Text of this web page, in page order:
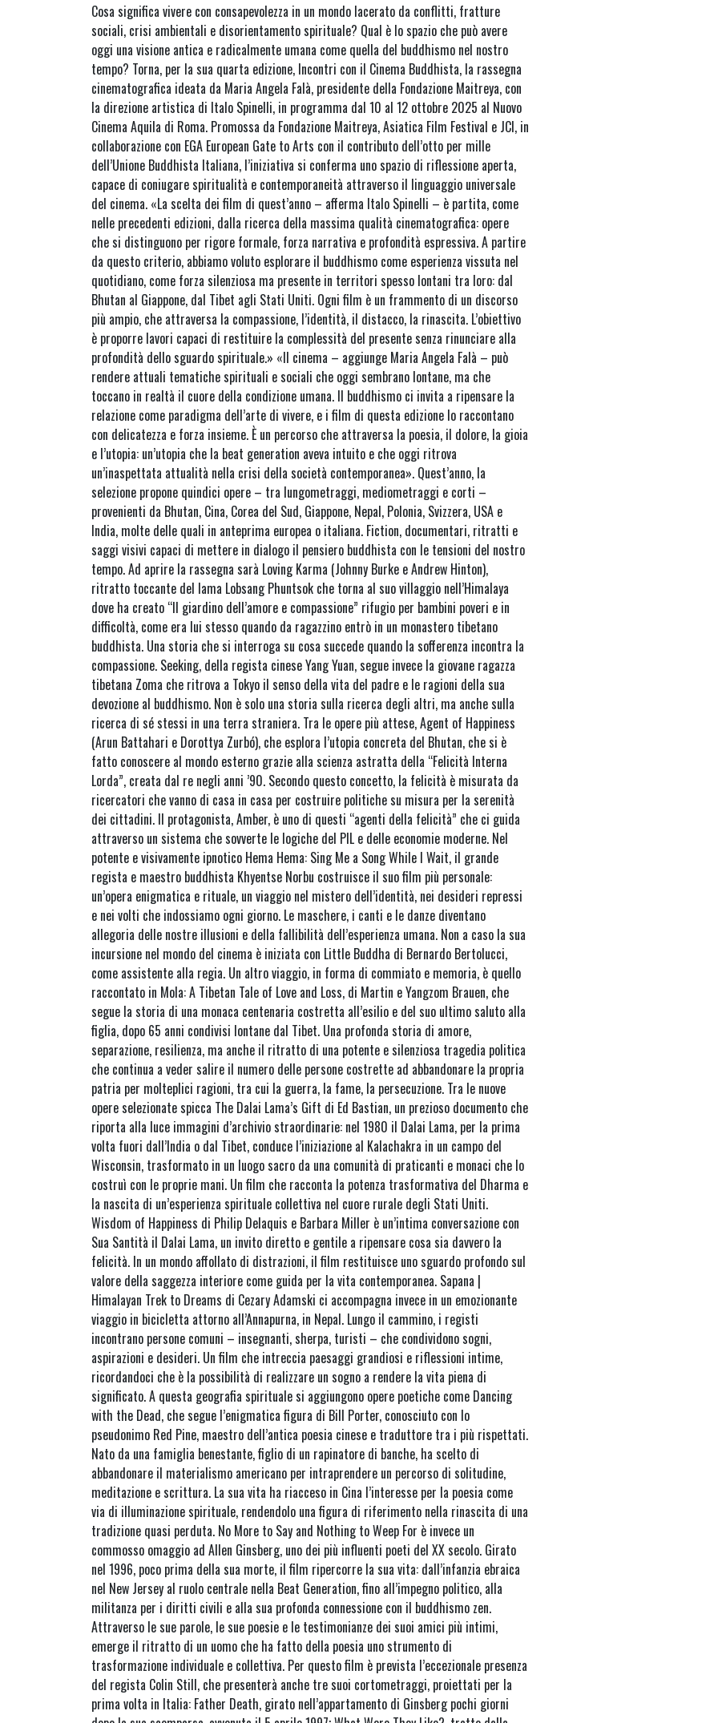
Cosa significa vivere con consapevolezza in un mondo lacerato da conflitti, fratture
sociali, crisi ambientali e disorientamento spirituale? Qual è lo spazio che può avere
oggi una visione antica e radicalmente umana come quella del buddhismo nel nostro
tempo? Torna, per la sua quarta edizione, Incontri con il Cinema Buddhista, la rassegna
cinematografica ideata da Maria Angela Falà, presidente della Fondazione Maitreya, con
la direzione artistica di Italo Spinelli, in programma dal 10 al 12 ottobre 2025 al Nuovo
Cinema Aquila di Roma. Promossa da Fondazione Maitreya, Asiatica Film Festival e JCI, in
collaborazione con EGA European Gate to Arts con il contributo dell’otto per mille
dell’Unione Buddhista Italiana, l’iniziativa si conferma uno spazio di riflessione aperta,
capace di coniugare spiritualità e contemporaneità attraverso il linguaggio universale
del cinema. «La scelta dei film di quest’anno – afferma Italo Spinelli – è partita, come
nelle precedenti edizioni, dalla ricerca della massima qualità cinematografica: opere
che si distinguono per rigore formale, forza narrativa e profondità espressiva. A partire
da questo criterio, abbiamo voluto esplorare il buddhismo come esperienza vissuta nel
quotidiano, come forza silenziosa ma presente in territori spesso lontani tra loro: dal
Bhutan al Giappone, dal Tibet agli Stati Uniti. Ogni film è un frammento di un discorso
più ampio, che attraversa la compassione, l’identità, il distacco, la rinascita. L’obiettivo
è proporre lavori capaci di restituire la complessità del presente senza rinunciare alla
profondità dello sguardo spirituale.» «Il cinema – aggiunge Maria Angela Falà – può
rendere attuali tematiche spirituali e sociali che oggi sembrano lontane, ma che
toccano in realtà il cuore della condizione umana. Il buddhismo ci invita a ripensare la
relazione come paradigma dell’arte di vivere, e i film di questa edizione lo raccontano
con delicatezza e forza insieme. È un percorso che attraversa la poesia, il dolore, la gioia
e l’utopia: un’utopia che la beat generation aveva intuito e che oggi ritrova
un’inaspettata attualità nella crisi della società contemporanea». Quest’anno, la
selezione propone quindici opere – tra lungometraggi, mediometraggi e corti –
provenienti da Bhutan, Cina, Corea del Sud, Giappone, Nepal, Polonia, Svizzera, USA e
India, molte delle quali in anteprima europea o italiana. Fiction, documentari, ritratti e
saggi visivi capaci di mettere in dialogo il pensiero buddhista con le tensioni del nostro
tempo. Ad aprire la rassegna sarà Loving Karma (Johnny Burke e Andrew Hinton),
ritratto toccante del lama Lobsang Phuntsok che torna al suo villaggio nell’Himalaya
dove ha creato “Il giardino dell’amore e compassione” rifugio per bambini poveri e in
difficoltà, come era lui stesso quando da ragazzino entrò in un monastero tibetano
buddhista. Una storia che si interroga su cosa succede quando la sofferenza incontra la
compassione. Seeking, della regista cinese Yang Yuan, segue invece la giovane ragazza
tibetana Zoma che ritrova a Tokyo il senso della vita del padre e le ragioni della sua
devozione al buddhismo. Non è solo una storia sulla ricerca degli altri, ma anche sulla
ricerca di sé stessi in una terra straniera. Tra le opere più attese, Agent of Happiness
(Arun Battahari e Dorottya Zurbó), che esplora l’utopia concreta del Bhutan, che si è
fatto conoscere al mondo esterno grazie alla scienza astratta della “Felicità Interna
Lorda”, creata dal re negli anni ’90. Secondo questo concetto, la felicità è misurata da
ricercatori che vanno di casa in casa per costruire politiche su misura per la serenità
dei cittadini. Il protagonista, Amber, è uno di questi “agenti della felicità” che ci guida
attraverso un sistema che sovverte le logiche del PIL e delle economie moderne. Nel
potente e visivamente ipnotico Hema Hema: Sing Me a Song While I Wait, il grande
regista e maestro buddhista Khyentse Norbu costruisce il suo film più personale:
un’opera enigmatica e rituale, un viaggio nel mistero dell’identità, nei desideri repressi
e nei volti che indossiamo ogni giorno. Le maschere, i canti e le danze diventano
allegoria delle nostre illusioni e della fallibilità dell’esperienza umana. Non a caso la sua
incursione nel mondo del cinema è iniziata con Little Buddha di Bernardo Bertolucci,
come assistente alla regia. Un altro viaggio, in forma di commiato e memoria, è quello
raccontato in Mola: A Tibetan Tale of Love and Loss, di Martin e Yangzom Brauen, che
segue la storia di una monaca centenaria costretta all’esilio e del suo ultimo saluto alla
figlia, dopo 65 anni condivisi lontane dal Tibet. Una profonda storia di amore,
separazione, resilienza, ma anche il ritratto di una potente e silenziosa tragedia politica
che continua a veder salire il numero delle persone costrette ad abbandonare la propria
patria per molteplici ragioni, tra cui la guerra, la fame, la persecuzione. Tra le nuove
opere selezionate spicca The Dalai Lama’s Gift di Ed Bastian, un prezioso documento che
riporta alla luce immagini d’archivio straordinarie: nel 1980 il Dalai Lama, per la prima
volta fuori dall’India o dal Tibet, conduce l’iniziazione al Kalachakra in un campo del
Wisconsin, trasformato in un luogo sacro da una comunità di praticanti e monaci che lo
costruì con le proprie mani. Un film che racconta la potenza trasformativa del Dharma e
la nascita di un’esperienza spirituale collettiva nel cuore rurale degli Stati Uniti.
Wisdom of Happiness di Philip Delaquis e Barbara Miller è un’intima conversazione con
Sua Santità il Dalai Lama, un invito diretto e gentile a ripensare cosa sia davvero la
felicità. In un mondo affollato di distrazioni, il film restituisce uno sguardo profondo sul
valore della saggezza interiore come guida per la vita contemporanea. Sapana |
Himalayan Trek to Dreams di Cezary Adamski ci accompagna invece in un emozionante
viaggio in bicicletta attorno all’Annapurna, in Nepal. Lungo il cammino, i registi
incontrano persone comuni – insegnanti, sherpa, turisti – che condividono sogni,
aspirazioni e desideri. Un film che intreccia paesaggi grandiosi e riflessioni intime,
ricordandoci che è la possibilità di realizzare un sogno a rendere la vita piena di
significato. A questa geografia spirituale si aggiungono opere poetiche come Dancing
with the Dead, che segue l’enigmatica figura di Bill Porter, conosciuto con lo
pseudonimo Red Pine, maestro dell’antica poesia cinese e traduttore tra i più rispettati.
Nato da una famiglia benestante, figlio di un rapinatore di banche, ha scelto di
abbandonare il materialismo americano per intraprendere un percorso di solitudine,
meditazione e scrittura. La sua vita ha riacceso in Cina l’interesse per la poesia come
via di illuminazione spirituale, rendendolo una figura di riferimento nella rinascita di una
tradizione quasi perduta. No More to Say and Nothing to Weep For è invece un
commosso omaggio ad Allen Ginsberg, uno dei più influenti poeti del XX secolo. Girato
nel 1996, poco prima della sua morte, il film ripercorre la sua vita: dall’infanzia ebraica
nel New Jersey al ruolo centrale nella Beat Generation, fino all’impegno politico, alla
militanza per i diritti civili e alla sua profonda connessione con il buddhismo zen.
Attraverso le sue parole, le sue poesie e le testimonianze dei suoi amici più intimi,
emerge il ritratto di un uomo che ha fatto della poesia uno strumento di
trasformazione individuale e collettiva. Per questo film è prevista l’eccezionale presenza
del regista Colin Still, che presenterà anche tre suoi cortometraggi, proiettati per la
prima volta in Italia: Father Death, girato nell’appartamento di Ginsberg pochi giorni